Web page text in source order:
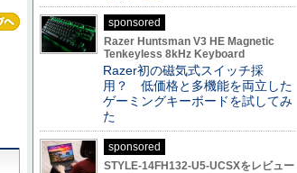
sponsored
Razer Huntsman V3 HE Magnetic
Tenkeyless 8kHz Keyboard
Razer初の磁気式スイッチ採
用？ 低価格と多機能を両立した
ゲーミングキーボードを試してみ
た
sponsored
STYLE-14FH132-U5-UCSXをレビュー